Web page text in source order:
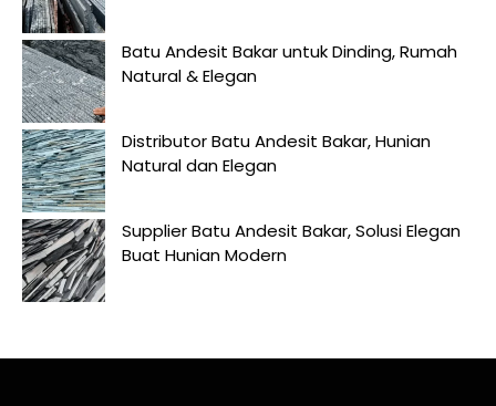
Batu Andesit Bakar untuk Dinding, Rumah
Natural & Elegan
Distributor Batu Andesit Bakar, Hunian
Natural dan Elegan
Supplier Batu Andesit Bakar, Solusi Elegan
Buat Hunian Modern